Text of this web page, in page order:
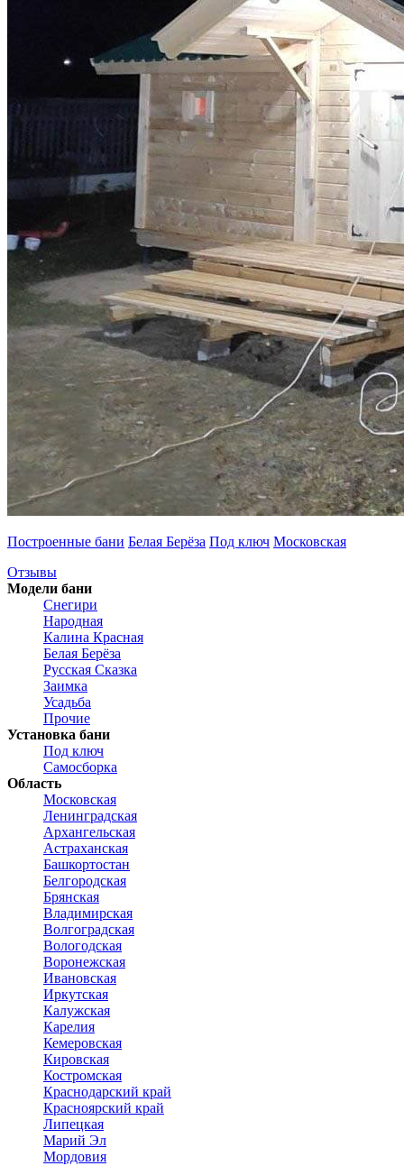
Построенные бани Белая Берёза Под ключ Московская
Отзывы
Модели бани
Снегири
Народная
Калина Красная
Белая Берёза
Русская Сказка
Заимка
Усадьба
Прочие
Установка бани
Под ключ
Самосборка
Область
Московская
Ленинградская
Архангельская
Астраханская
Башкортостан
Белгородская
Брянская
Владимирская
Волгоградская
Вологодская
Воронежская
Ивановская
Иркутская
Калужская
Карелия
Кемеровская
Кировская
Костромская
Краснодарский край
Красноярский край
Липецкая
Марий Эл
Мордовия